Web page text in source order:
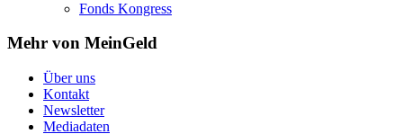
Fonds Kongress
Mehr von MeinGeld
Über uns
Kontakt
Newsletter
Mediadaten